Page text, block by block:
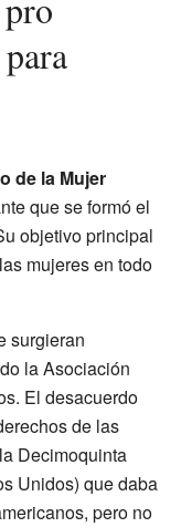
de la Mujer
que se formó el
objetivo principal
mujeres en todo
surgieran
la Asociación
El desacuerdo
de las
Decimoquinta
Unidos) que daba
pero no